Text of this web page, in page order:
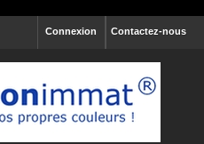
Contactez-nous
Connexion